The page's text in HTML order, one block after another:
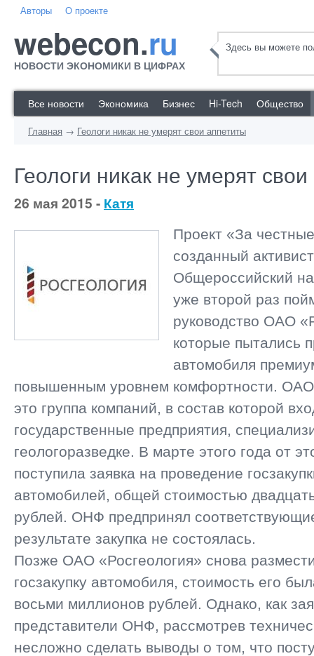
Авторы О проекте
webecon.ru
НОВОСТИ ЭКОНОМИКИ В ЦИФРАХ
Здесь вы можете
Все новости Экономика Бизнес Hi-Tech Общество
Главная → Геологи никак не умерят свои аппетиты
Геологи никак не умерят
26 мая 2015 - Катя
Проект «За
созданный
Общероссийский
уже второй раз
руководство ОАО
которые пытались
автомобиля
повышенным уровнем комфортности. ОАО
это группа компаний, в состав которой
государственные предприятия,
геологоразведке. В марте этого года от
поступила заявка на проведение
автомобилей, общей стоимостью
рублей. ОНФ предпринял
результате закупка не состоялась.
Позже ОАО «Росгеология» снова
госзакупку автомобиля, стоимость его
восьми миллионов рублей. Однако, как
представители ОНФ, рассмотрев
несложно сделать выводы о том, что